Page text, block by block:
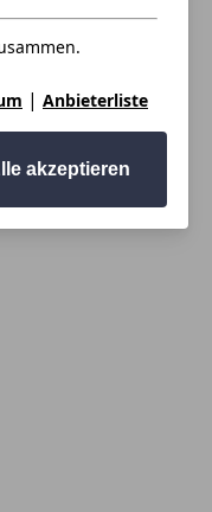
| Anbieterliste
akzeptieren